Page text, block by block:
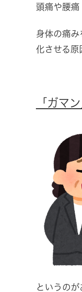
頭痛や腰痛
身体の痛
化させる原
「ガマン
というのが